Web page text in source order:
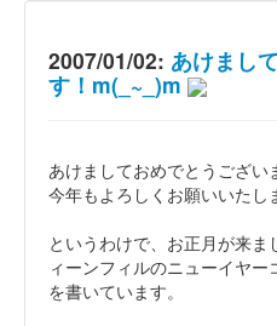
2007/01/02: あけまし
す！m(_~_)m
あけましておめでとうござい
今年もよろしくお願いいたし
というわけで、お正月が来
ィーンフィルのニューイヤ
を書いています。